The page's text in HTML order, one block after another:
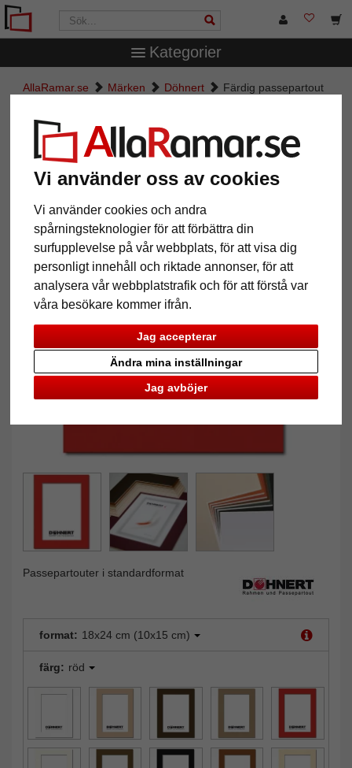
Vi använder oss av cookies
Vi använder cookies och andra
spårningsteknologier för att förbättra din
surfupplevelse på vår webbplats, för att visa dig
personligt innehåll och riktade annonser, för att
analysera vår webbplatstrafik och för att förstå var
våra besökare kommer ifrån.
Jag accepterar
Jag avböjer
Ändra mina inställningar
Kategorier
AllaRamar.se Märken Döhnert Färdig passepartout
Färdig passepartout
Passepartouter i standardformat
format: 18x24 cm (10x15 cm)
färg: röd